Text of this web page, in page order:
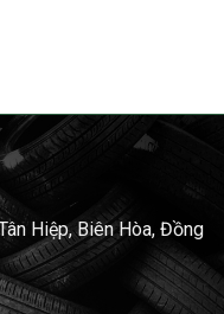
Hiệp, Biên Hòa, Đồng